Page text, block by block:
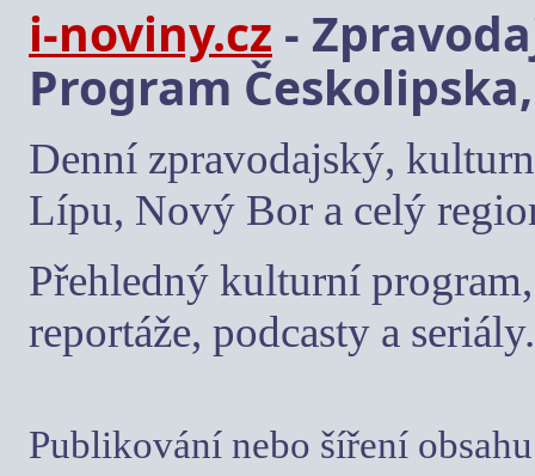
i-noviny.cz -
Program
Denní zpravodajský,
Lípu, Nový Bor a celý
Přehledný kulturní
reportáže, podcasty a seriály.
Publikování nebo šíření